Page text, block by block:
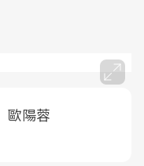
歐陽蓉